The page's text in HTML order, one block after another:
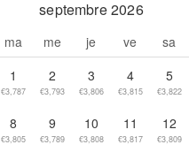
septembre 2026
ma me je ve sa
1
€3,787
2
€3,793
3
€3,806
4
€3,815
5
€3,822
8
€3,805
9
€3,789
10
€3,808
11
€3,817
12
€3,809